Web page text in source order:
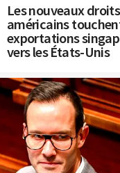
Les nouveaux
américains
exportations
vers les États-Unis